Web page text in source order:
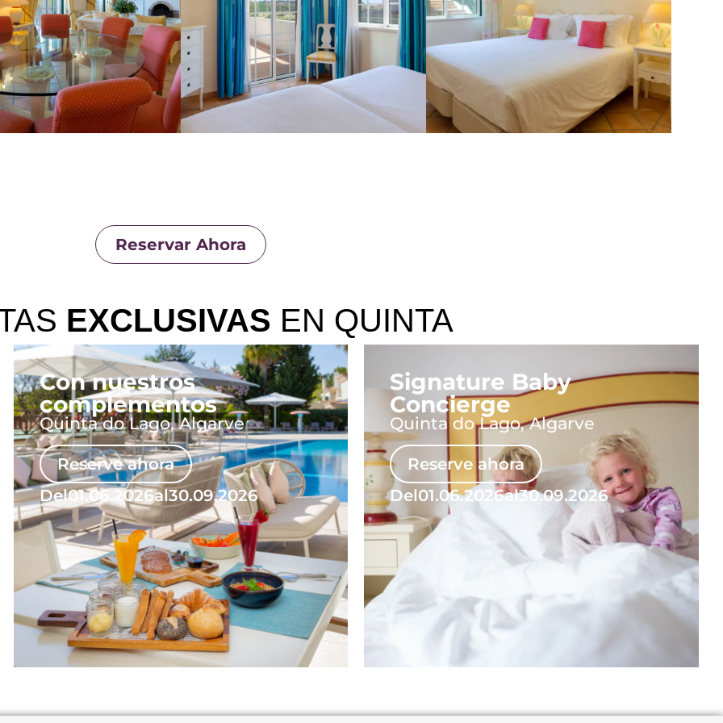
Reservar Ahora
EXCLUSIVAS EN QUINTA
Con nuestros
complementos
Quinta do Lago, Algarve
Reserve ahora
Del01.06.2026al30.09.2026
Signature Baby
Concierge
Quinta do Lago, Algarve
Reserve ahora
Del01.06.2026al30.09.2026